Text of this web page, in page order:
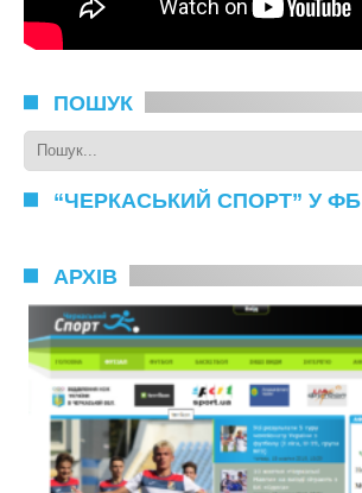
ПОШУК
“ЧЕРКАСЬКИЙ СПОРТ” У ФБ
АРХІВ